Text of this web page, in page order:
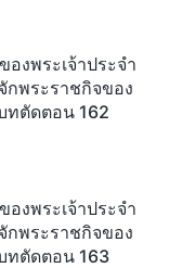
องพระเจ้าประจำ
กพระราชกิจของ
ทตัดตอน 162
องพระเจ้าประจำ
กพระราชกิจของ
ทตัดตอน 163